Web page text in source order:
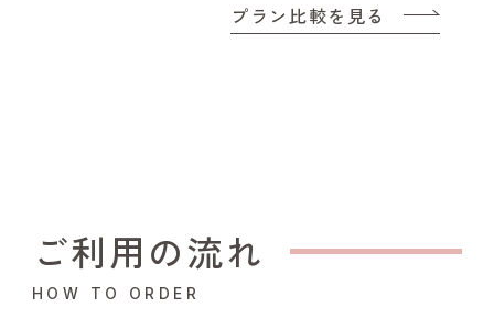
プラン比較を見る
ご利用の流れ
HOW TO ORDER